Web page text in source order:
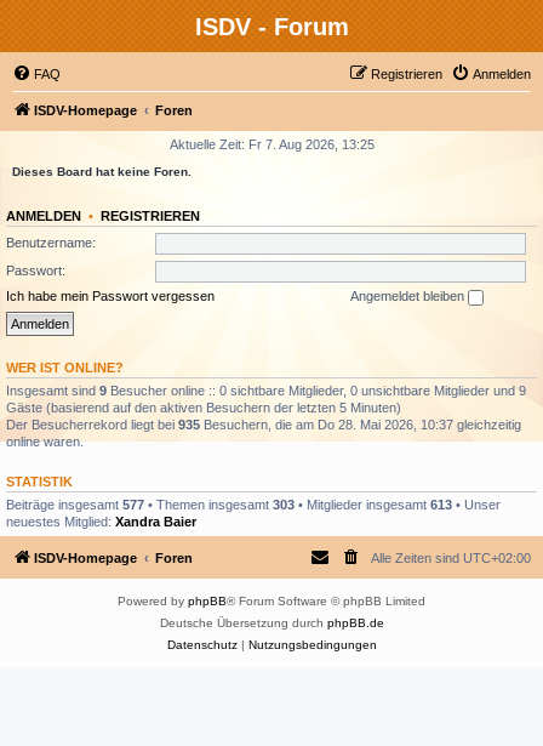
ISDV - Forum
FAQ Anmelden
Registrieren
ISDV-Homepage Foren
Aktuelle Zeit: Fr 7. Aug 2026, 13:25
Dieses Board hat keine Foren.
ANMELDEN • REGISTRIEREN
Benutzername:
Passwort:
Ich habe mein Passwort vergessen
Angemeldet bleiben
WER IST ONLINE?
Insgesamt sind 9 Besucher online :: 0 sichtbare Mitglieder, 0 unsichtbare Mitglieder und 9
Gäste (basierend auf den aktiven Besuchern der letzten 5 Minuten)
Der Besucherrekord liegt bei 935 Besuchern, die am Do 28. Mai 2026, 10:37 gleichzeitig
online waren.
STATISTIK
Beiträge insgesamt 577 • Themen insgesamt 303 • Mitglieder insgesamt 613 • Unser
neuestes Mitglied: Xandra Baier
ISDV-Homepage Foren Alle Zeiten sind UTC+02:00
Powered by phpBB® Forum Software © phpBB Limited
Deutsche Übersetzung durch phpBB.de
Datenschutz| Nutzungsbedingungen